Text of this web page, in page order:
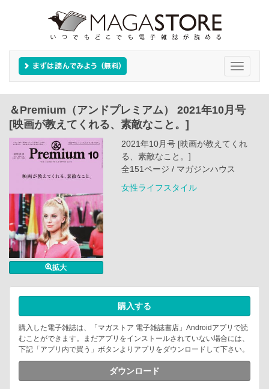
Toggle
＆Premium（アンドプレミアム） 2021年10月号
[映画が教えてくれる、素敵なこと。]
拡大
2021年10月号 [映画が教えてくれ
る、素敵なこと。]
全151ページ / マガジンハウス
女性ライフスタイル
購入する
購入した電子雑誌は、「マガストア 電子雑誌書店」Androidアプリで読
むことができます。まだアプリをインストールされていない場合には、
下記「アプリ内で買う」ボタンよりアプリをダウンロードして下さい。
ダウンロード